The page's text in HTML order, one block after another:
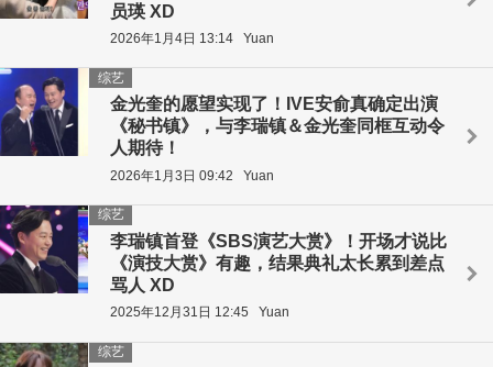
员瑛 XD
2026年1月4日 13:14 Yuan
金光奎的愿望实现了！IVE安俞真确定出演
《秘书镇》，与李瑞镇＆金光奎同框互动令
人期待！
综艺
2026年1月3日 09:42 Yuan
李瑞镇首登《SBS演艺大赏》！开场才说比
《演技大赏》有趣，结果典礼太长累到差点
骂人 XD
综艺
2025年12月31日 12:45 Yuan
综艺